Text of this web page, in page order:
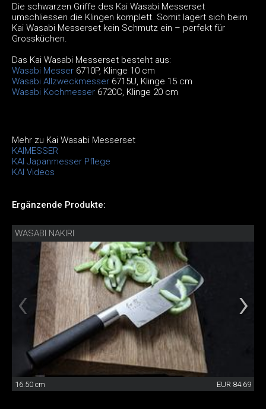
Die schwarzen Griffe des Kai Wasabi Messerset
umschliessen die Klingen komplett. Somit lagert sich beim
Kai Wasabi Messerset kein Schmutz ein – perfekt für
Grossküchen.
Das Kai Wasabi Messerset besteht aus:
Wasabi Messer 6710P, Klinge 10 cm
Wasabi Allzweckmesser 6715U, Klinge 15 cm
Wasabi Kochmesser 6720C, Klinge 20 cm
Mehr zu Kai Wasabi Messerset
KAIMESSER
KAI Japanmesser Pflege
KAI Videos
Ergänzende Produkte:
WASABI NAKIRI
16.50 cm EUR 84.69